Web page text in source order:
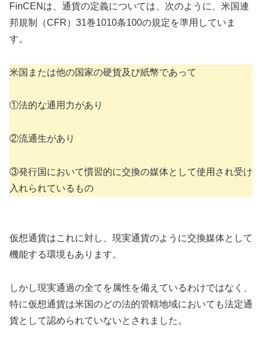
FinCENは、通貨の定義については、次のように、米国連
邦規制（CFR）31巻1010条100の規定を準用していま
す。
米国または他の国家の硬貨及び紙幣であって
①法的な通用力があり
②流通生があり
③発行国において慣習的に交換の媒体として使用され受け
入れられているもの
仮想通貨はこれに対し、現実通貨のように交換媒体として
機能する環境もあります。
しかし現実通過の全てを属性を備えているわけではなく、
特に仮想通貨は米国のどの法的管轄地域においても法定通
貨として認められていないとされました。